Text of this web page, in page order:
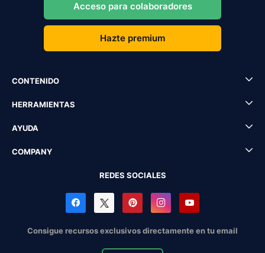
Acceso para colaboradores
Hazte premium
CONTENIDO
HERRAMIENTAS
AYUDA
COMPANY
REDES SOCIALES
Consigue recursos exclusivos directamente en tu email